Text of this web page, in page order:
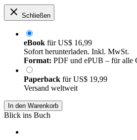
Schließen
eBook fürUS$ 16,99
Sofort herunterladen. Inkl. MwSt.
Format: PDF und ePUB – für alle
Paperback fürUS$ 19,99
Versand weltweit
In den Warenkorb
Blick ins Buch